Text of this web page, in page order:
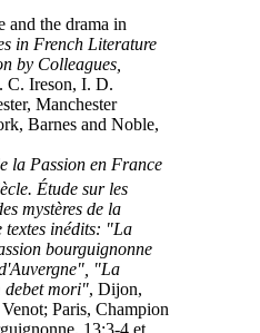
and the drama in
in French Literature
by Colleagues,
C. Ireson, I. D.
Manchester
Barnes and Noble,
la Passion en France
Étude sur les
mystères de la
textes inédits: "La
bourguignonne
"La
debet mori", Dijon,
Paris, Champion